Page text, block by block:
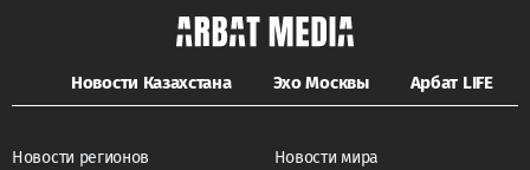
Новости Казахстана Эхо Москвы Арбат LIFE
Новости регионов
Новости мира